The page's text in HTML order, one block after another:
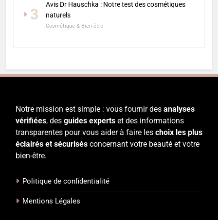
3
Avis Dr Hauschka : Notre test des cosmétiques
naturels
Cosmétique & Bien-être
Notre mission est simple : vous fournir des analyses
vérifiées, des guides experts et des informations
transparentes pour vous aider à faire les choix les plus
éclairés et sécurisés concernant votre beauté et votre
bien-être.
Politique de confidentialité
Mentions Légales